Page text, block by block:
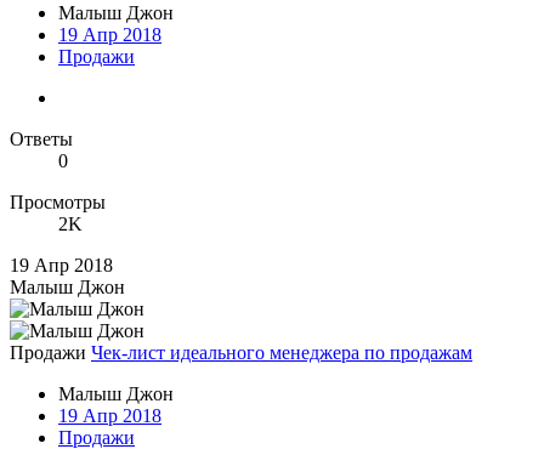
Малыш Джон
19 Апр 2018
Продажи
Ответы
0
Просмотры
2K
19 Апр 2018
Малыш Джон
Продажи Чек-лист идеального менеджера по продажам
Малыш Джон
19 Апр 2018
Продажи